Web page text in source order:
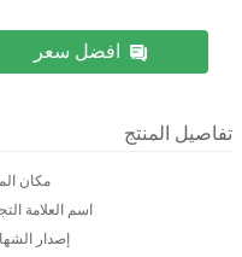
افضل سعر
تفاصيل المنتج
مكان
اسم العلامة
إصدار